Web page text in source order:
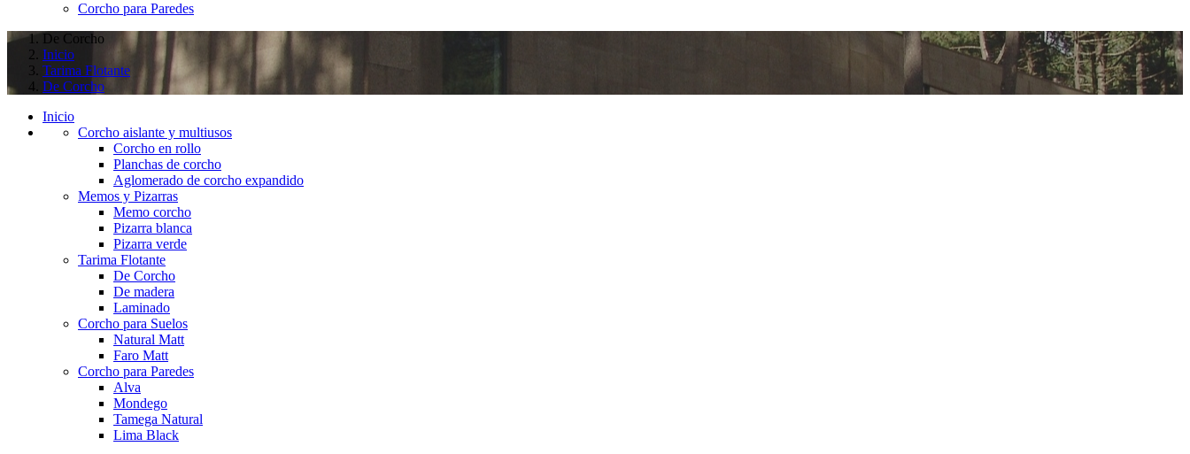
Corcho para Paredes
De Corcho
Inicio
Tarima Flotante
De Corcho
Inicio
Corcho aislante y multiusos
Corcho en rollo
Planchas de corcho
Aglomerado de corcho expandido
Memos y Pizarras
Memo corcho
Pizarra blanca
Pizarra verde
Tarima Flotante
De Corcho
De madera
Laminado
Corcho para Suelos
Natural Matt
Faro Matt
Corcho para Paredes
Alva
Mondego
Tamega Natural
Lima Black